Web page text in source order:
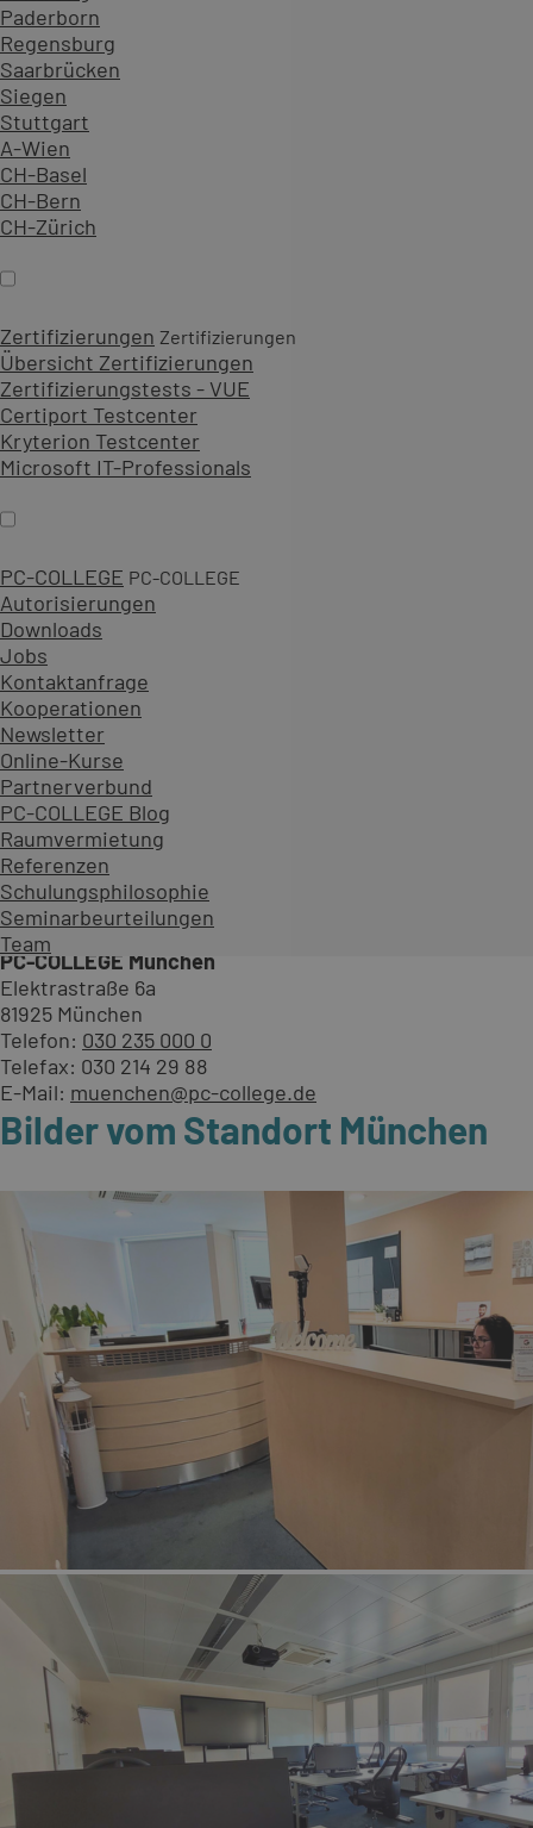
Paderborn
Regensburg
Saarbrücken
Siegen
Stuttgart
A-Wien
CH-Basel
CH-Bern
CH-Zürich
Zertifizierungen Zertifizierungen
Übersicht Zertifizierungen
Zertifizierungstests - VUE
Certiport Testcenter
Kryterion Testcenter
Microsoft IT-Professionals
PC-COLLEGE PC-COLLEGE
Autorisierungen
Downloads
Jobs
Kontaktanfrage
Kooperationen
Newsletter
Online-Kurse
Partnerverbund
PC-COLLEGE Blog
Raumvermietung
Referenzen
Schulungsphilosophie
Seminarbeurteilungen
Team
Ihr Kontakt für unsere
PC-COLLEGE München
Elektrastraße 6a
81925 München
Telefon: 030 235 000 0
Telefax: 030 214 29 88
E-Mail: muenchen@pc-college.de
Bilder vom Standort München